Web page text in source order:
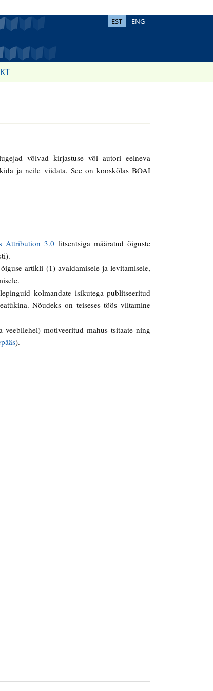
EST ENG
võivad kirjastuse või autori eelneva
ja neile viidata. See on kooskõlas BOAI
Attribution 3.0 litsentsiga määratud õiguste
artikli (1) avaldamisele ja levitamisele,
kolmandate isikutega publitseeritud
Nõudeks on teiseses töös viitamine
motiveeritud mahus tsitaate ning
).